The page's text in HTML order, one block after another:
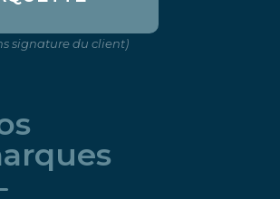
signature du client)